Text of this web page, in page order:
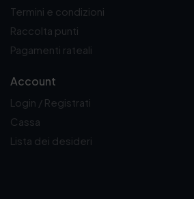
Termini e condizioni
Raccolta punti
Pagamenti rateali
Account
Login / Registrati
Cassa
Lista dei desideri